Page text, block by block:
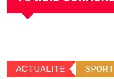
ACTUALITE SPORT